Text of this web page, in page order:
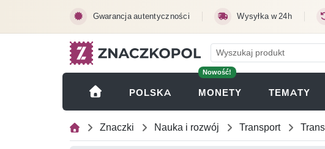
Gwarancja autentyczności Wysyłka w 24h
POLSKA
Nowość!
MONETY (OTWIERA SIĘ
TEMATY
Znaczki Nauka i rozwój Transport